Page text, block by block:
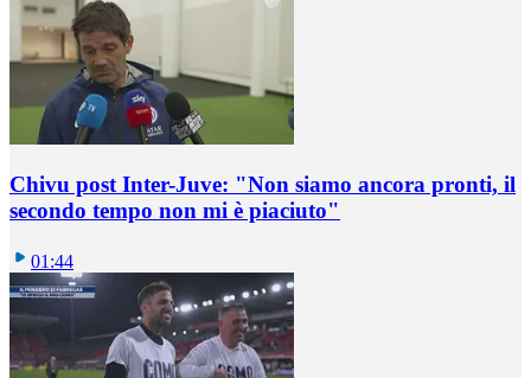
Chivu post Inter-Juve: "Non siamo ancora pronti, il
secondo tempo non mi è piaciuto"
01:44